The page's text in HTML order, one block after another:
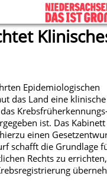
Epidemiologischen
das Land eine klinische
ist. Das
einen
schafft die Grundlage
Rechts zu